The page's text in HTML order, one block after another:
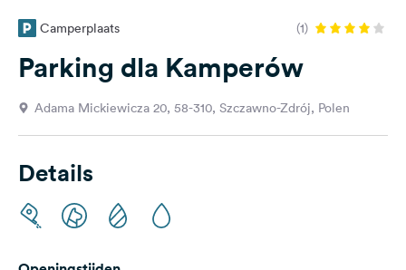
Vragen &
Feedback
Taal:
Volg
ons
social
Camperplaats (1)
Parking dla Kamperów
Adama Mickiewicza 20, 58-310, Szczawno-Zdrój, Polen
Details